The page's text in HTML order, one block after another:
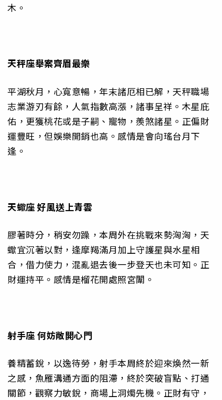
木。
天秤座舉案齊眉最樂
平湖秋月，心寬意暢，年末諸厄相已解，天秤職場
志業游刃有餘，人氣指數高漲，諸事呈祥。木星庇
佑，更獲桃花或是子嗣、寵物，羨煞諸星。正偏財
運豐旺，但娛樂開銷也高。感情是會向瑤台月下
逢。
天蠍座好風送上青雲
膠著時分，稍安勿躁，本周外在挑戰來勢洶洶，天
蠍宜沉著以對，逢摩羯滿月加上守護星與水星相
合，借力使力，混亂退去後一步登天也未可知。正
財運持平。感情是榴花開處照宮闈。
射手座何妨敞開心門
養精蓄銳，以逸待勞，射手本周終於迎來煥然一新
之感，魚雁溝通方面的阻滯，終於突破盲點、打通
關節，觀察力敏銳，商場上洞燭先機。正財有守，